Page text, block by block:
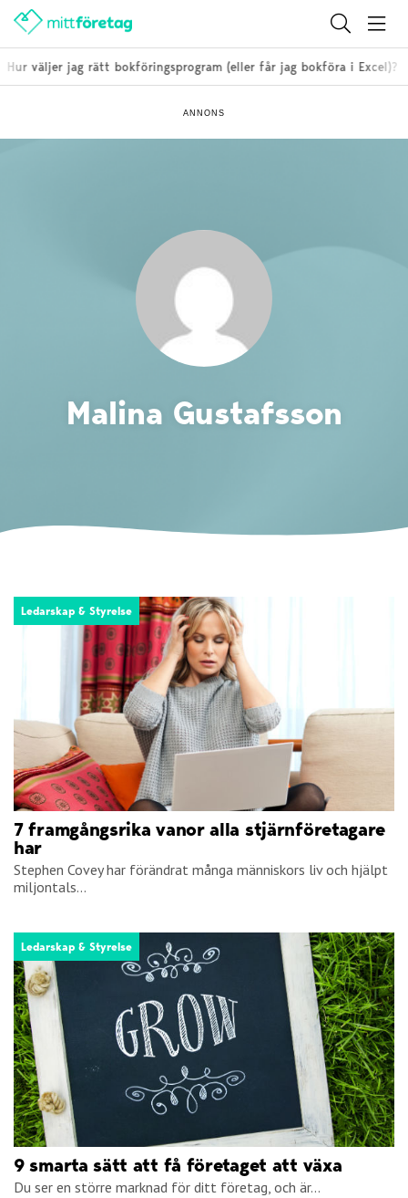
väljer jag rätt bokföringsprogram (eller får jag bokföra i Excel)?
ANNONS
Malina Gustafsson
Ledarskap & Styrelse
7 framgångsrika vanor alla stjärnföretagare
har
Stephen Covey har förändrat många människors liv och hjälpt
miljontals...
Ledarskap & Styrelse
9 smarta sätt att få företaget att växa
Du ser en större marknad för ditt företag, och är...